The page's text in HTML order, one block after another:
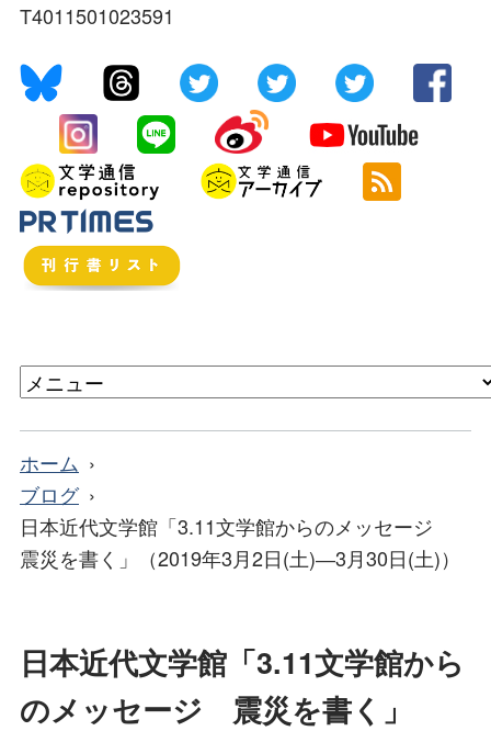
T4011501023591
ホーム
ブログ
日本近代文学館「3.11文学館からのメッセージ
震災を書く」（2019年3月2日(土)―3月30日(土)）
日本近代文学館「3.11文学館から
のメッセージ 震災を書く」